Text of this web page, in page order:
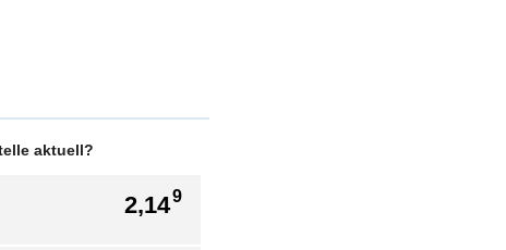
aktuell?
2,149